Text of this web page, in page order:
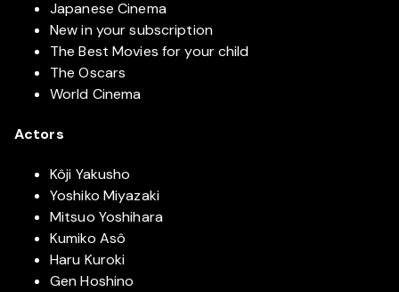
Japanese Cinema
New in your subscription
The Best Movies for your child
The Oscars
World Cinema
Actors
Kôji Yakusho
Yoshiko Miyazaki
Mitsuo Yoshihara
Kumiko Asô
Haru Kuroki
Gen Hoshino